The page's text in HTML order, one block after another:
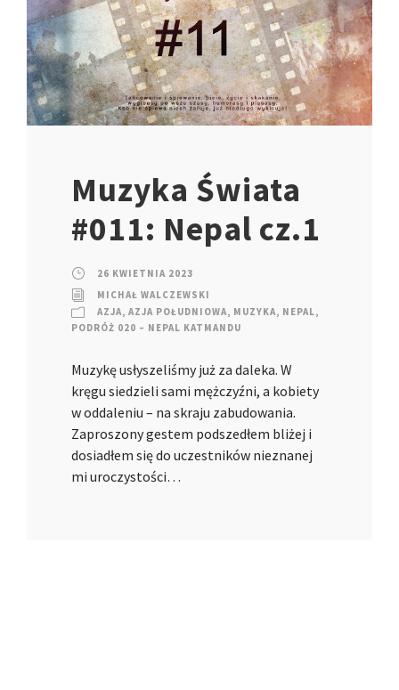
Muzyka Świata
#011: Nepal cz.1
26 KWIETNIA 2023
MICHAŁ WALCZEWSKI
AZJA, AZJA POŁUDNIOWA, MUZYKA, NEPAL ,
PODRÓŻ 020 – NEPAL KATMANDU
Muzykę usłyszeliśmy już za daleka. W
kręgu siedzieli sami mężczyźni, a kobiety
w oddaleniu – na skraju zabudowania.
Zaproszony gestem podszedłem bliżej i
dosiadłem się do uczestników nieznanej
mi uroczystości…